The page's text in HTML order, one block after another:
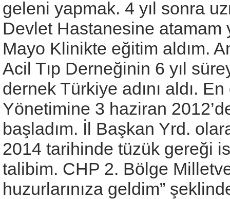
geleni yapmak. 4 yıl sonra
Devlet Hastanesine atamam
Mayo Klinikte eğitim aldım.
Acil Tıp Derneğinin 6 yıl
dernek Türkiye adını aldı.
Yönetimine 3 haziran
başladım. İl Başkan Yrd.
2014 tarihinde tüzük gereği
talibim. CHP 2. Bölge
huzurlarınıza geldim”